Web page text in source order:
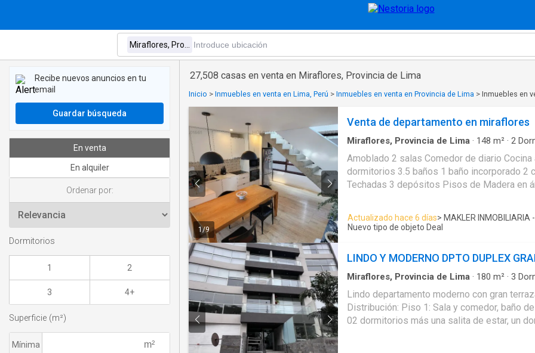
27,508 casas en venta en Miraflores, Provincia de Lima
Inicio > Inmuebles en venta en Lima, Perú > Inmuebles en venta en Provincia de Lima > Inmuebles en
1/9
Venta de departamento en miraflores
Miraflores, Provincia de Lima · 148 m² · 2
Amoblado 2 salas Comedor de diario Cocina
dormitorios 3.5 baños 1 baño incorporado 2
Techadas 3 depósitos Pisos de Madera en
Parrilla Exteriores Áreas comunes Piso 8 8
por piso 32 departamentos en total
mascotas Duplex 3 años de antigüedad
Actualizado hace 6 días> MAKLER INMOBILIARIA -
Nuevo tipo de objeto Deal
LINDO Y MODERNO DPTO DUPLEX
Miraflores, Provincia de Lima · 180 m² · 3
Terraza·Vigilante·Barbacoa·Caseta de
Seguridad
Lindo departamento moderno con gran
Distribución: Piso 1: Sala y comedor, baño
02 dormitorios más una salita de estar, un
Dormitorio principal con baño, walk in closet
Recibe nuevos anuncios en tu
email
Guardar búsqueda
En venta
En alquiler
Ordenar por:
Dormitorios
1 2
3 4+
Superficie (m²)
Mínima